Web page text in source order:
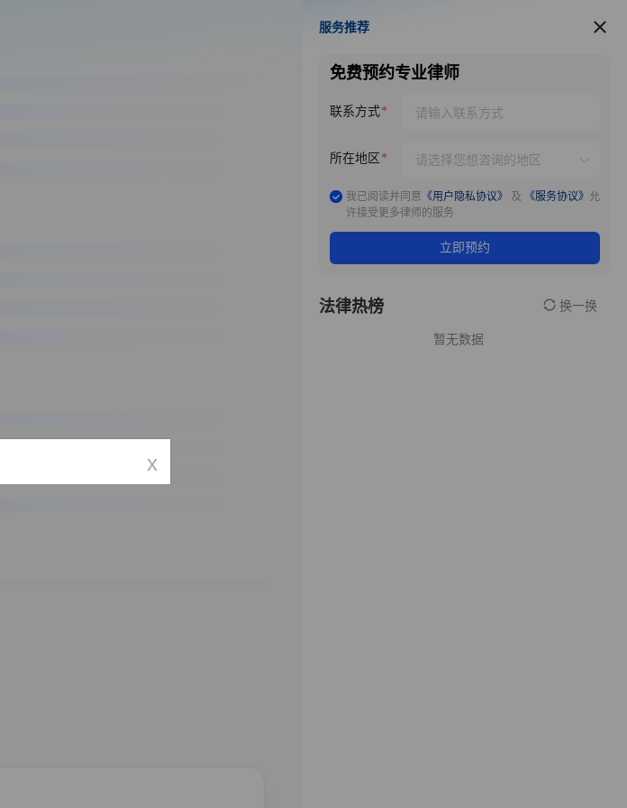
服务推荐
服务推荐
免费预约专业律师
联系方式
所在地区
我已阅读并同意 《用户隐私协议》 及 《服务协议》 允
许接受更多律师的服务
立即预约
法律热榜 换一换
暂无数据
x